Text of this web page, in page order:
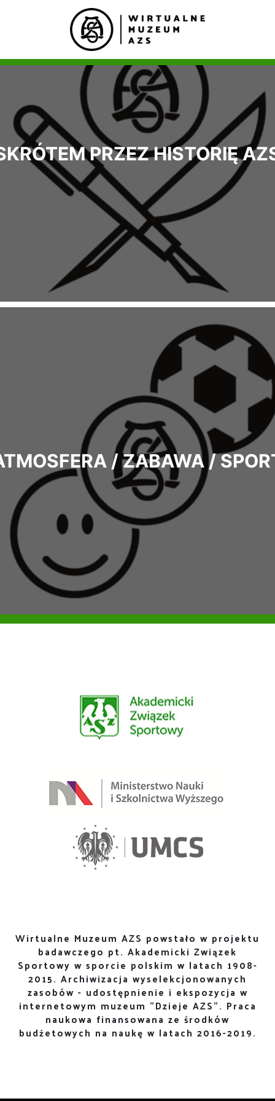
PRZEZ HISTORIĘ
/ ZABAWA /
Wirtualne Muzeum AZS powstało w projektu
badawczego pt. Akademicki Związek
Sportowy w sporcie polskim w latach 1908-
2015. Archiwizacja wyselekcjonowanych
zasobów - udostępnienie i ekspozycja w
internetowym muzeum "Dzieje AZS". Praca
naukowa finansowana ze środków
budżetowych na naukę w latach 2016-2019.